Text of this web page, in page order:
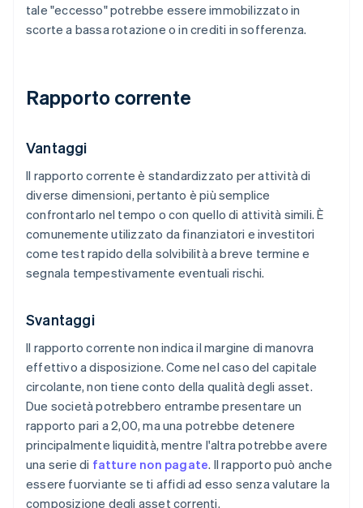
tale "eccesso" potrebbe essere immobilizzato in
scorte a bassa rotazione o in crediti in sofferenza.
Rapporto corrente
Vantaggi
Il rapporto corrente è standardizzato per attività di
diverse dimensioni, pertanto è più semplice
confrontarlo nel tempo o con quello di attività simili. È
comunemente utilizzato da finanziatori e investitori
come test rapido della solvibilità a breve termine e
segnala tempestivamente eventuali rischi.
Svantaggi
Il rapporto corrente non indica il margine di manovra
effettivo a disposizione. Come nel caso del capitale
circolante, non tiene conto della qualità degli asset.
Due società potrebbero entrambe presentare un
rapporto pari a 2,00, ma una potrebbe detenere
principalmente liquidità, mentre l'altra potrebbe avere
una serie di fatture non pagate. Il rapporto può anche
essere fuorviante se ti affidi ad esso senza valutare la
composizione degli asset correnti.